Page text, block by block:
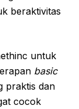
beraktivitas
untuk
basic
praktis dan
cocok